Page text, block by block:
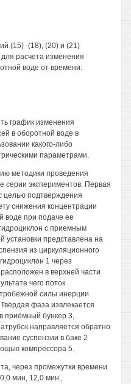
(15) -(18), (20) и (21)
расчета изменения
воде от времени:
график изменения
в оборотной воде в
какого-либо
параметрами.
методики проведения
серии экспериментов. Первая
целью подтверждения
снижения концентрации
воде при подаче ее
с приемным
установки представлена на
из циркуляционного
1 через
в верхней части
чего поток
силы инерции
фаза извлекается
приёмный бункер 3,
направляется обратно
суспензии в баке 2
компрессора 5.
через промежутки времени
мин, 12,0 мин.,